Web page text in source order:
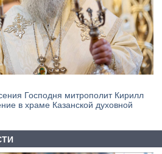
Господня митрополит Кирилл
в храме Казанской духовной